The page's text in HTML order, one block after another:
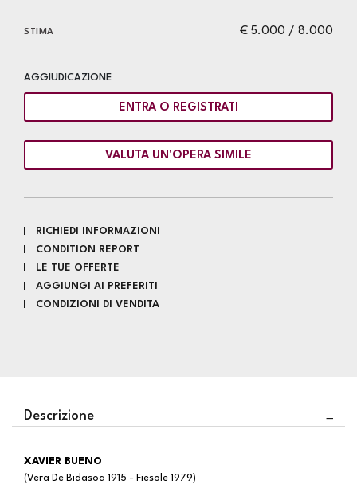
€ 5.000 / 8.000
STIMA
AGGIUDICAZIONE
ENTRA O REGISTRATI
VALUTA UN'OPERA SIMILE
RICHIEDI INFORMAZIONI
CONDITION REPORT
LE TUE OFFERTE
AGGIUNGI AI PREFERITI
CONDIZIONI DI VENDITA
Descrizione
XAVIER BUENO
(Vera De Bidasoa 1915 - Fiesole 1979)